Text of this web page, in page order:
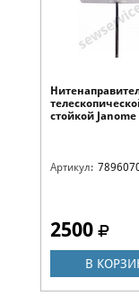
стойкой Janome
Артикул:
2500
В